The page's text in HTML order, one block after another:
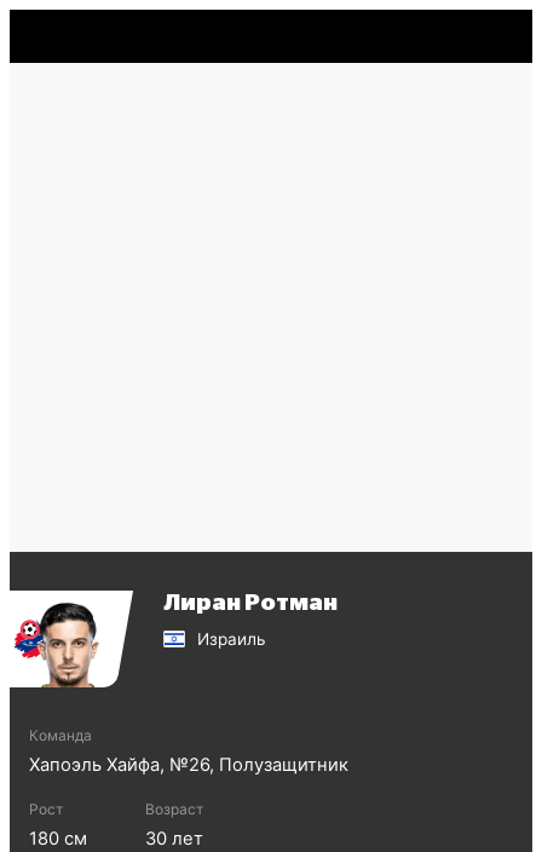
Лиран Ротман
Израиль
Команда
Хапоэль Хайфа, №26, Полузащитник
Рост
180 см
Возраст
30 лет